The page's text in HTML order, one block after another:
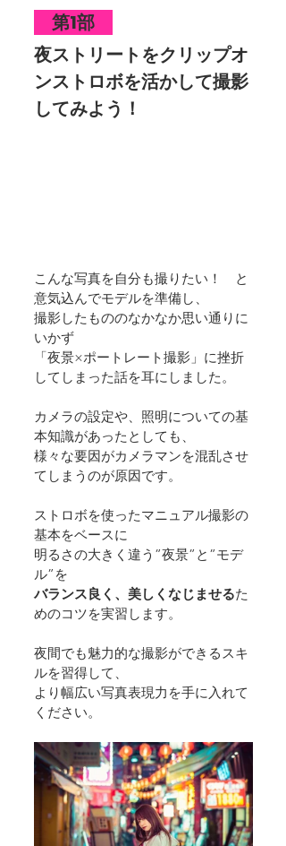
第1部
夜ストリートをクリップオ
ンストロボを活かして撮影
してみよう！
こんな写真を自分も撮りたい！　と
意気込んでモデルを準備し、
撮影したもののなかなか思い通りに
いかず
「夜景×ポートレート撮影」に挫折
してしまった話を耳にしました。
カメラの設定や、照明についての基
本知識があったとしても、
様々な要因がカメラマンを混乱させ
てしまうのが原因です。
ストロボを使ったマニュアル撮影の
基本をベースに
明るさの大きく違う”夜景”と”モデ
ル”を
バランス良く、美しくなじませるた
めのコツを実習します。
夜間でも魅力的な撮影ができるスキ
ルを習得して、
より幅広い写真表現力を手に入れて
ください。